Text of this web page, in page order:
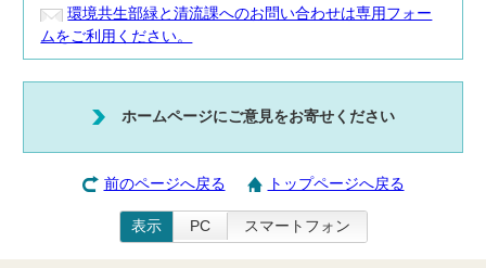
環境共生部緑と清流課へのお問い合わせは専用フォー
ムをご利用ください。
ホームページにご意見をお寄せください
前のページへ戻る トップページへ戻る
表示 PC スマートフォン